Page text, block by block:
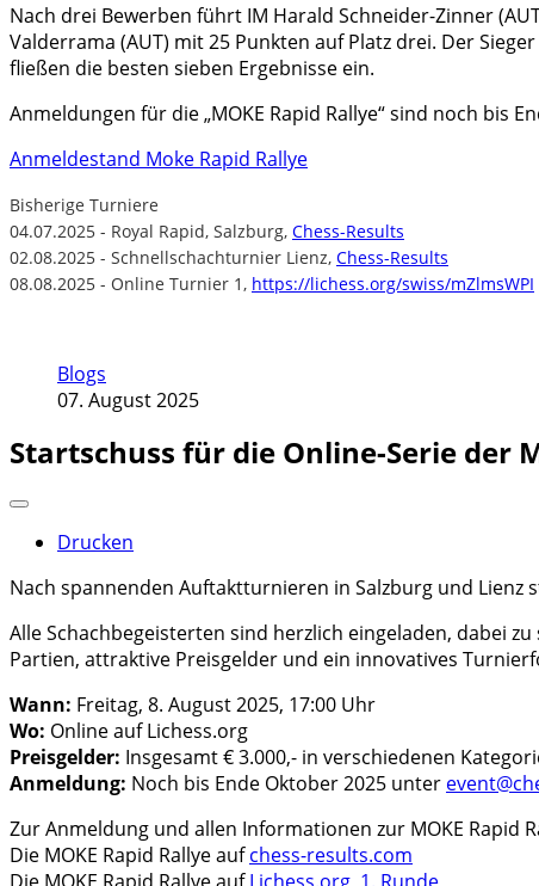
Nach drei Bewerben führt IM Harald Schneider-Zinner
Valderrama (AUT) mit 25 Punkten auf Platz drei. Der
fließen die besten sieben Ergebnisse ein.
Anmeldungen für die „MOKE Rapid Rallye“ sind noch bis
Anmeldestand Moke Rapid Rallye
Bisherige Turniere
04.07.2025 - Royal Rapid, Salzburg, Chess-Results
02.08.2025 - Schnellschachturnier Lienz, Chess-Results
08.08.2025 - Online Turnier 1, https://lichess.org/swiss/mZlmsWPI
Blogs
07. August 2025
Startschuss für die Online-Serie der
Drucken
Nach spannenden Auftaktturnieren in Salzburg und Lienz
Alle Schachbegeisterten sind herzlich eingeladen, dabei
Partien, attraktive Preisgelder und ein innovatives
Wann: Freitag, 8. August 2025, 17:00 Uhr
Wo: Online auf Lichess.org
Preisgelder: Insgesamt € 3.000,- in verschiedenen
Anmeldung: Noch bis Ende Oktober 2025 unter
Zur Anmeldung und allen Informationen zur MOKE Rapid
Die MOKE Rapid Rallye aufchess-results.com